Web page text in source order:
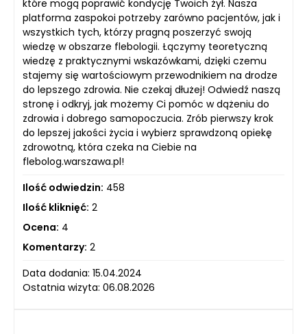
które mogą poprawić kondycję Twoich żył. Nasza
platforma zaspokoi potrzeby zarówno pacjentów, jak i
wszystkich tych, którzy pragną poszerzyć swoją
wiedzę w obszarze flebologii. Łączymy teoretyczną
wiedzę z praktycznymi wskazówkami, dzięki czemu
stajemy się wartościowym przewodnikiem na drodze
do lepszego zdrowia. Nie czekaj dłużej! Odwiedź naszą
stronę i odkryj, jak możemy Ci pomóc w dążeniu do
zdrowia i dobrego samopoczucia. Zrób pierwszy krok
do lepszej jakości życia i wybierz sprawdzoną opiekę
zdrowotną, która czeka na Ciebie na
flebolog.warszawa.pl!
Ilość odwiedzin: 458
Ilość kliknięć: 2
Ocena: 4
Komentarzy: 2
Data dodania: 15.04.2024
Ostatnia wizyta: 06.08.2026